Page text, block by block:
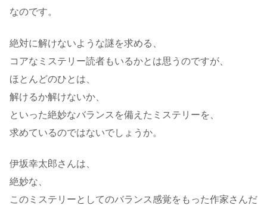
なのです。
絶対に解けないような謎を求める、
コアなミステリー読者もいるかとは思うのですが、
ほとんどのひとは、
解けるか解けないか、
といった絶妙なバランスを備えたミステリーを、
求めているのではないでしょうか。
伊坂幸太郎さんは、
絶妙な、
このミステリーとしてのバランス感覚をもった作家さんだ